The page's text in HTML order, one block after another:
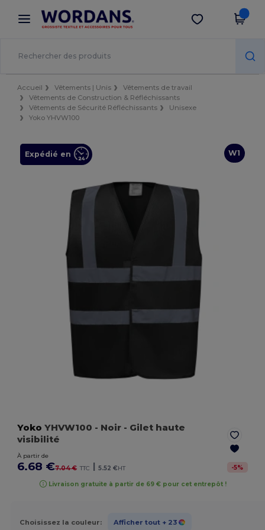
× Appli Wordans
Meilleurs prix sur l’app !
Obtenir l'appli
Accueil Vêtements | Unis
Vêtements de travail
Vêtements de Construction & Réfléchissants
Vêtements de Sécurité Réfléchissants
Unisexe
Yoko YHVW100
W1
Expédié en
Yoko YHVW100 - Noir - Gilet haute
visibilité
À partir de
6.68 €7.04 € TTC | 5.52 €HT -5%
Livraison gratuite à partir de 69 € pour cet entrepôt !
Choisissez la couleur: Afficher tout + 23